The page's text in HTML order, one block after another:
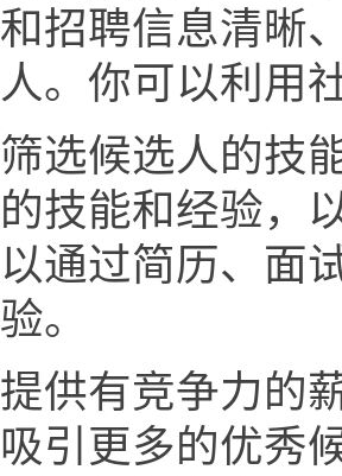
和招聘信息清晰
人。你可以利用
筛选候选人的技
的技能和经验，
以通过简历、面
验。
提供有竞争力的
吸引更多的优秀